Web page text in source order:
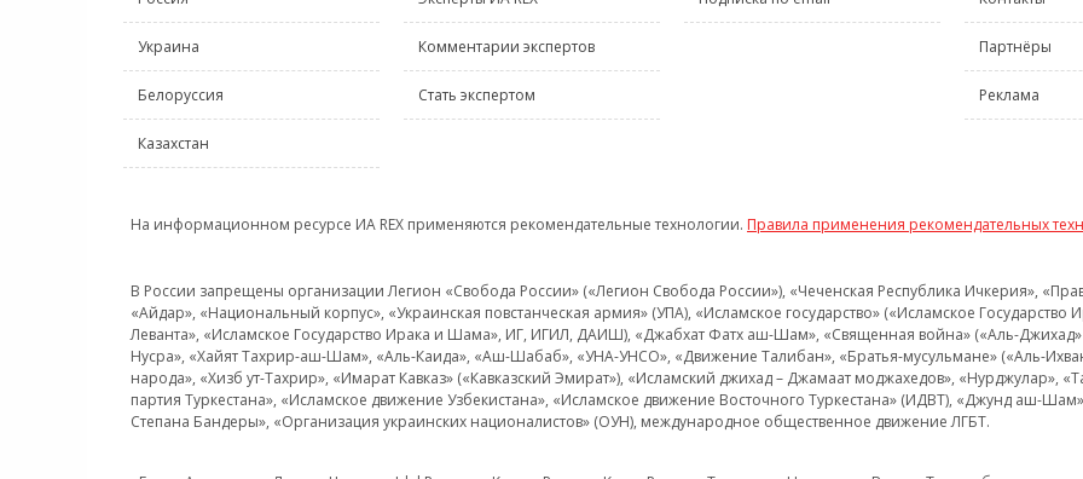
Украина
Белоруссия
Казахстан
Комментарии экспертов
Стать экспертом
Партнёры
Реклама
На информационном ресурсе ИА REX применяются рекомендательные технологии. Правила применения рекомендательных
В России запрещены организации Легион «Свобода России» («Легион Свобода России»), «Чеченская Республика Ичкерия»,
«Айдар», «Национальный корпус», «Украинская повстанческая армия» (УПА), «Исламское государство» («Исламское
Леванта», «Исламское Государство Ирака и Шама», ИГ, ИГИЛ, ДАИШ), «Джабхат Фатх аш-Шам», «Священная война» («Аль-Джихад»
Нусра», «Хайят Тахрир-аш-Шам», «Аль-Каида», «Аш-Шабаб», «УНА-УНСО», «Движение Талибан», «Братья-мусульмане» («Аль-
народа», «Хизб ут-Тахрир», «Имарат Кавказ» («Кавказский Эмират»), «Исламский джихад – Джамаат моджахедов», «Нурджулар»,
партия Туркестана», «Исламское движение Узбекистана», «Исламское движение Восточного Туркестана» (ИДВТ), «Джунд аш-
Степана Бандеры», «Организация украинских националистов» (ОУН), международное общественное движение ЛГБТ.